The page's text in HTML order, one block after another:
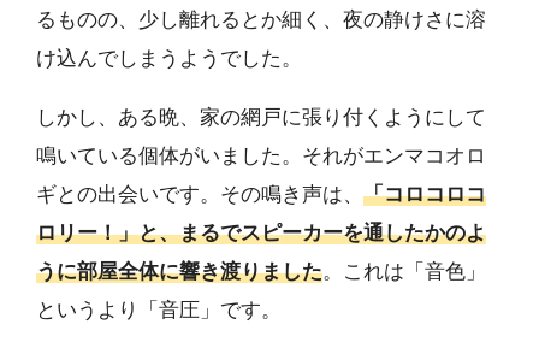
るものの、少し離れるとか細く、夜の静けさに溶
け込んでしまうようでした。
しかし、ある晩、家の網戸に張り付くようにして
鳴いている個体がいました。それがエンマコオロ
ギとの出会いです。その鳴き声は、 「コロコロコ
ロリー！」と、まるでスピーカーを通したかのよ
うに部屋全体に響き渡りました。これは「音色」
というより「音圧」です。